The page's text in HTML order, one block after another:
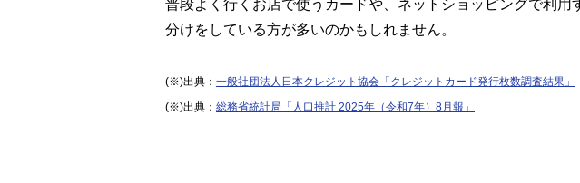
普段よく行くお店で使うカードや、ネットショッピングで利
分けをしている方が多いのかもしれません。
(※)出典： 一般社団法人日本クレジット協会「クレジットカード発行枚数調査結果」
(※)出典： 総務省統計局「人口推計 2025年（令和7年）8月報」